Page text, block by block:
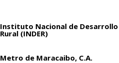
Instituto Nacional de Desarrollo
Rural (INDER)
Metro de Maracaibo, C.A.